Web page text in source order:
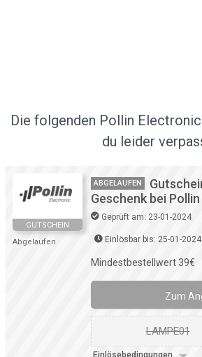
Die folgenden Pollin
du leider
GUTSCHEIN
Abgelaufen
ABGELAUFEN
Geschenk bei
Geprüft am: 23-01-2024
Einlösbar bis: 25-01-2024
Mindestbestellwert 39€
Zum
LAMPE01
Einlösebedingungen